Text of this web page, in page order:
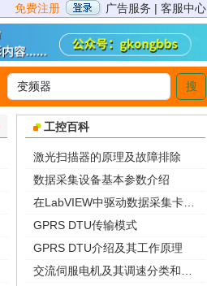
免费注册 广告服务 | 客服中心
搜
工控百科
激光扫描器的原理及故障排除
数据采集设备基本参数介绍
GPRS DTU传输模式
GPRS DTU介绍及其工作原理